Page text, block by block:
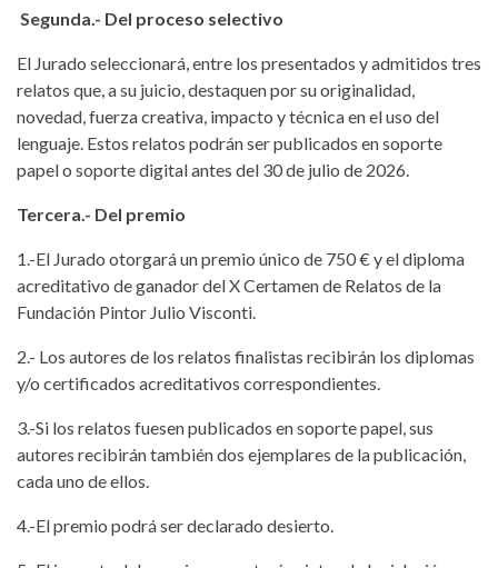
Segunda.- Del proceso selectivo
El Jurado seleccionará, entre los presentados y admitidos tres
relatos que, a su juicio, destaquen por su originalidad,
novedad, fuerza creativa, impacto y técnica en el uso del
lenguaje. Estos relatos podrán ser publicados en soporte
papel o soporte digital antes del 30 de julio de 2026.
Tercera.- Del premio
1.-El Jurado otorgará un premio único de 750 € y el diploma
acreditativo de ganador del X Certamen de Relatos de la
Fundación Pintor Julio Visconti.
2.- Los autores de los relatos finalistas recibirán los diplomas
y/o certificados acreditativos correspondientes.
3.-Si los relatos fuesen publicados en soporte papel, sus
autores recibirán también dos ejemplares de la publicación,
cada uno de ellos.
4.-El premio podrá ser declarado desierto.